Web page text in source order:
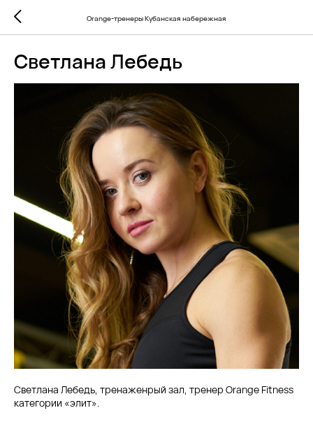
Orange-тренеры Кубанская набережная
Светлана Лебедь
Светлана Лебедь, тренаженрый зал, тренер Orange Fitness
категории «элит».